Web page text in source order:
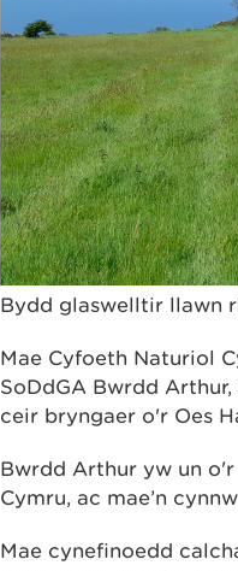
Bydd glaswelltir llawn
Mae Cyfoeth Naturiol
SoDdGA Bwrdd
ceir bryngaer o'r Oes
Bwrdd Arthur yw un
Cymru, ac mae’n
Mae cynefinoedd